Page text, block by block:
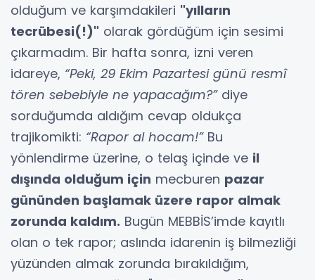
olduğum ve karşımdakileri "yılların
tecrübesi(!)" olarak gördüğüm için sesimi
çıkarmadım. Bir hafta sonra, izni veren
idareye, “Peki, 29 Ekim Pazartesi günü resmî
tören sebebiyle ne yapacağım?”diye
sorduğumda aldığım cevap oldukça
trajikomikti: “Rapor al hocam!” Bu
yönlendirme üzerine, o telaş içinde ve il
dışında olduğum için mecburen pazar
gününden başlamak üzere rapor almak
zorunda kaldım. Bugün MEBBİS’imde kayıtlı
olan o tek rapor; aslında idarenin iş bilmezliği
yüzünden almak zorunda bırakıldığım,